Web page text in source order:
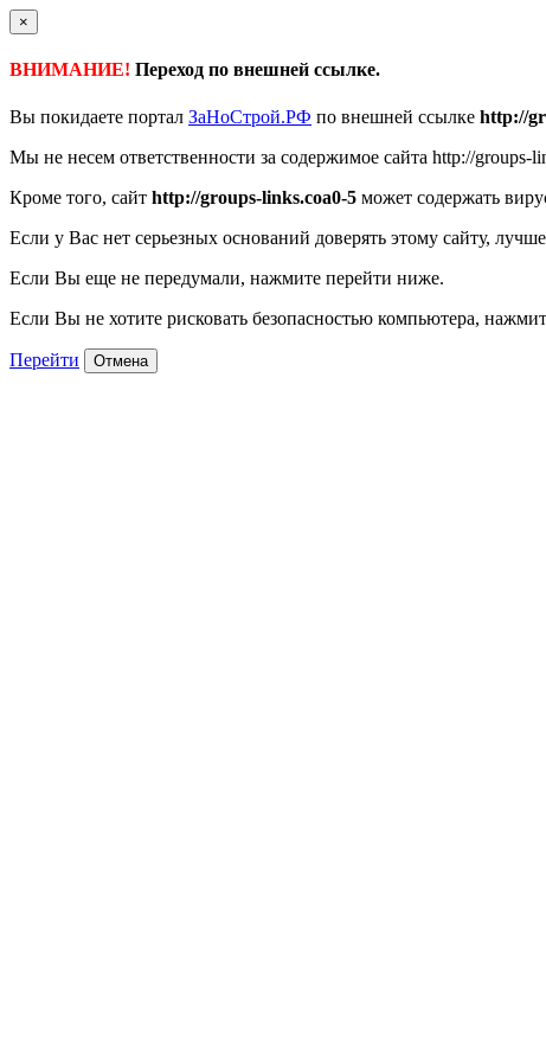
×
ВНИМАНИЕ! Переход по внешней ссылке.
Вы покидаете портал ЗаНоСтрой.РФ по внешней ссылке http://
Мы не несем ответственности за содержимое сайта http://groups-
Кроме того, сайт http://groups-links.coa0-5 может содержать
Если у Вас нет серьезных оснований доверять этому сайту,
Если Вы еще не передумали, нажмите перейти ниже.
Если Вы не хотите рисковать безопасностью компьютера,
Перейти Отмена